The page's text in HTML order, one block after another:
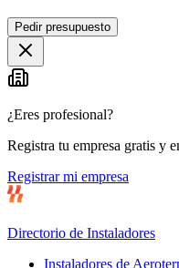
+
−
Pedir presupuesto
¿Eres profesional?
Registra tu empresa gratis y
Registrar mi empresa
Directorio de Instaladores
Instaladores de